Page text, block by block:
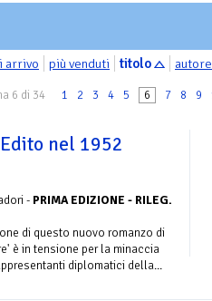
arrivo più venduti titolo autore
6 di 34 1 2 3 4 5 6 7 8 9
nel 1952
- PRIMA EDIZIONE - RILEG.
di questo nuovo romanzo di
è in tensione per la minaccia
diplomatici della...